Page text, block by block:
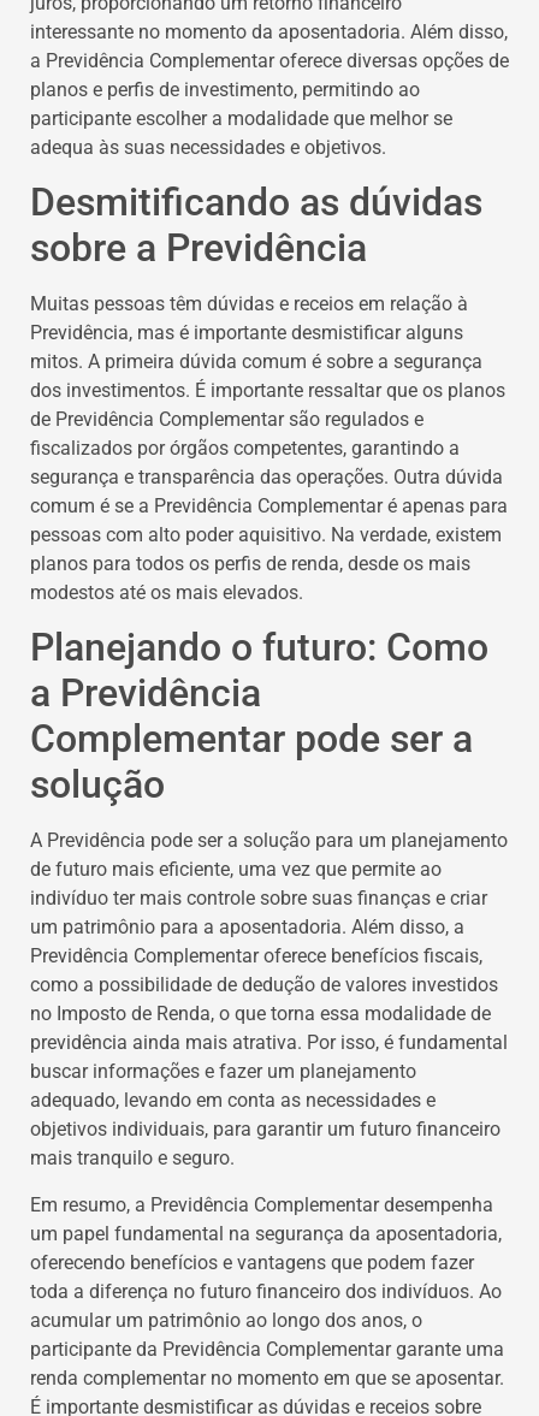
interessante no momento da aposentadoria. Além disso,
a Previdência Complementar oferece diversas opções de
planos e perfis de investimento, permitindo ao
participante escolher a modalidade que melhor se
adequa às suas necessidades e objetivos.
Desmitificando as dúvidas
sobre a Previdência
Muitas pessoas têm dúvidas e receios em relação à
Previdência, mas é importante desmistificar alguns
mitos. A primeira dúvida comum é sobre a segurança
dos investimentos. É importante ressaltar que os planos
de Previdência Complementar são regulados e
fiscalizados por órgãos competentes, garantindo a
segurança e transparência das operações. Outra dúvida
comum é se a Previdência Complementar é apenas para
pessoas com alto poder aquisitivo. Na verdade, existem
planos para todos os perfis de renda, desde os mais
modestos até os mais elevados.
Planejando o futuro: Como
a Previdência
Complementar pode ser a
solução
A Previdência pode ser a solução para um planejamento
de futuro mais eficiente, uma vez que permite ao
indivíduo ter mais controle sobre suas finanças e criar
um patrimônio para a aposentadoria. Além disso, a
Previdência Complementar oferece benefícios fiscais,
como a possibilidade de dedução de valores investidos
no Imposto de Renda, o que torna essa modalidade de
previdência ainda mais atrativa. Por isso, é fundamental
buscar informações e fazer um planejamento
adequado, levando em conta as necessidades e
objetivos individuais, para garantir um futuro financeiro
mais tranquilo e seguro.
Em resumo, a Previdência Complementar desempenha
um papel fundamental na segurança da aposentadoria,
oferecendo benefícios e vantagens que podem fazer
toda a diferença no futuro financeiro dos indivíduos. Ao
acumular um patrimônio ao longo dos anos, o
participante da Previdência Complementar garante uma
renda complementar no momento em que se aposentar.
É importante desmistificar as dúvidas e receios sobre